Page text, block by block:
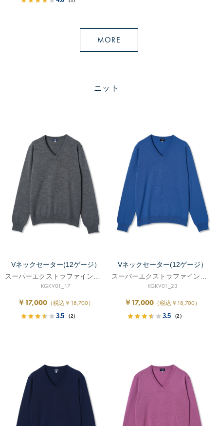
MORE
ニット
Vネックセーター(12ゲージ）
KGKV01_17
￥17,000 （税込￥18,700）
3.5 （2）
Vネックセーター(12ゲージ）
KGKV01_23
￥17,000 （税込￥18,700）
3.5 （2）